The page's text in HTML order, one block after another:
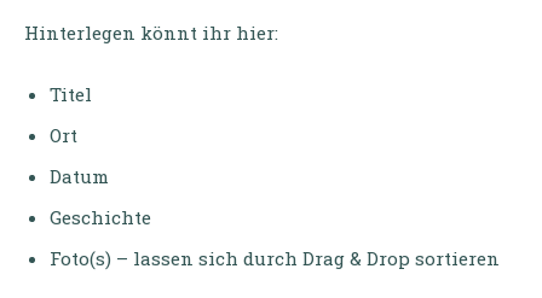
Hinterlegen könnt ihr hier:
Titel
Ort
Datum
Geschichte
Foto(s) – lassen sich durch Drag & Drop sortieren